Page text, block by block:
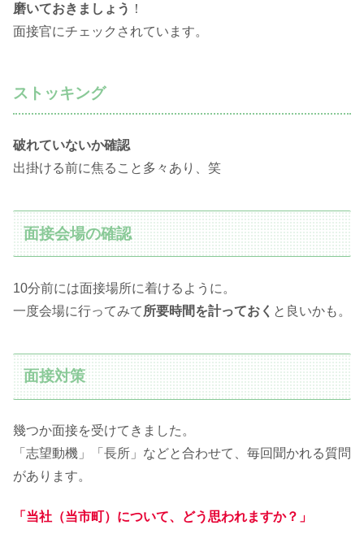
磨いておきましょう ！
面接官にチェックされています。
ストッキング
破れていないか確認
出掛ける前に焦ること多々あり、笑
面接会場の確認
10分前には面接場所に着けるように。
一度会場に行ってみて 所要時間を計っておく と良いかも。
面接対策
幾つか面接を受けてきました。
「志望動機」「長所」などと合わせて、毎回聞かれる質問
があります。
「当社（当市町）について、どう思われますか？」